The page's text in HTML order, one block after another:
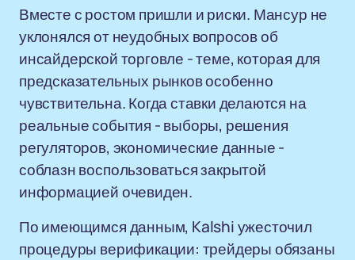
Вместе с ростом пришли и риски. Мансур не
уклонялся от неудобных вопросов об
инсайдерской торговле - теме, которая для
предсказательных рынков особенно
чувствительна. Когда ставки делаются на
реальные события - выборы, решения
регуляторов, экономические данные -
соблазн воспользоваться закрытой
информацией очевиден.
По имеющимся данным, Kalshi ужесточил
процедуры верификации: трейдеры обязаны